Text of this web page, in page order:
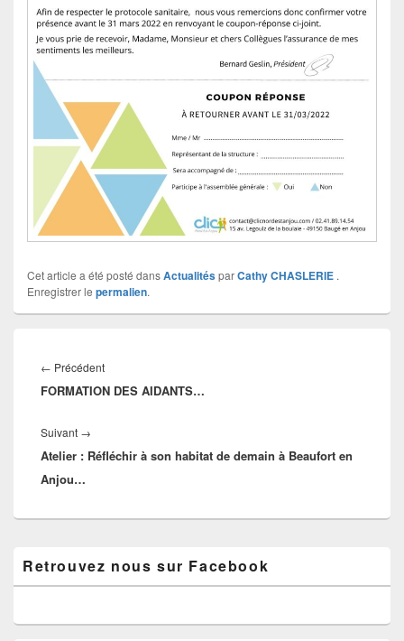
Cet article a été posté dansActualitésparCathy CHASLERIE .
Enregistrer le permalien.
de
l’article
← PrécédentArticle
précédent :
FORMATION DES AIDANTS…
Suivant →
suivant :
Atelier : Réfléchir à son habitat de demain à Beaufort en
Anjou…
principale
de
pour
Retrouvez nous sur Facebook